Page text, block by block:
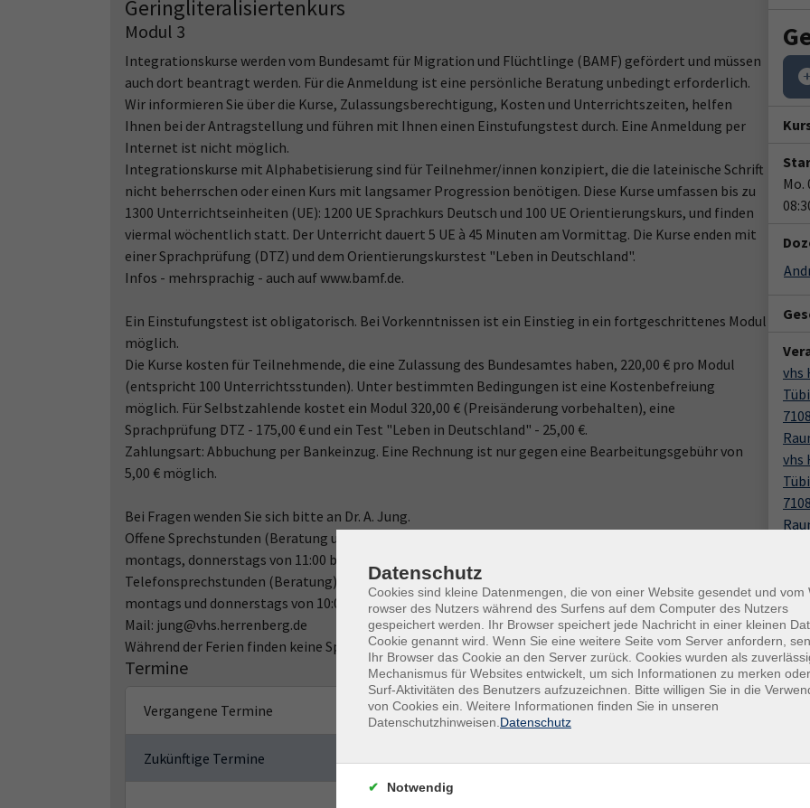
Geringliteralisiertenkurs
Modul 3
Integrationskurse werden vom Bundesamt für Migration und Flüchtlinge (BAMF) gefördert und müssen
auch dort beantragt werden. Für die Anmeldung ist eine persönliche Beratung unbedingt erforderlich.
Wir informieren Sie über die Kurse, Zulassungsberechtigung, Kosten und Unterrichtszeiten, helfen
Ihnen bei der Antragstellung und führen mit Ihnen einen Einstufungstest durch. Eine Anmeldung per
Internet ist nicht möglich.
Integrationskurse mit Alphabetisierung sind für Teilnehmer/innen konzipiert, die die lateinische Schrift
nicht beherrschen oder einen Kurs mit langsamer Progression benötigen. Diese Kurse umfassen bis zu
1300 Unterrichtseinheiten (UE): 1200 UE Sprachkurs Deutsch und 100 UE Orientierungskurs, und finden
viermal wöchentlich statt. Der Unterricht dauert 5 UE à 45 Minuten am Vormittag. Die Kurse enden mit
einer Sprachprüfung (DTZ) und dem Orientierungskurstest "Leben in Deutschland".
Infos - mehrsprachig - auch auf www.bamf.de.
Ein Einstufungstest ist obligatorisch. Bei Vorkenntnissen ist ein Einstieg in ein fortgeschrittenes Modul
möglich.
Die Kurse kosten für Teilnehmende, die eine Zulassung des Bundesamtes haben, 220,00 € pro Modul
(entspricht 100 Unterrichtsstunden). Unter bestimmten Bedingungen ist eine Kostenbefreiung
möglich. Für Selbstzahlende kostet ein Modul 320,00 € (Preisänderung vorbehalten), eine
Sprachprüfung DTZ - 175,00 € und ein Test "Leben in Deutschland" - 25,00 €.
Zahlungsart: Abbuchung per Bankeinzug. Eine Rechnung ist nur gegen eine Bearbeitungsgebühr von
5,00 € möglich.
Bei Fragen wenden Sie sich bitte an Dr. A. Jung.
Offene Sprechstunden (Beratung und Anmeldung)
montags, donnerstags von 11:00 bis 12:0 Uhr, dienstags von 10:00 bis 12:00 Uhr.
Telefonsprechstunden (Beratung)
montags und donnerstags von 10:00 bis 11:00 Uhr, Tel. 07032/2703-20.
Mail: jung@vhs.herrenberg.de
Während der Ferien finden keine Sprechstunden statt.
Termine
Vergangene Termine
Zukünftige Termine
Mo.
vhs
vhs
Datenschutz
Cookies sind kleine Datenmengen, die von einer Website gesendet und vom
rowser des Nutzers während des Surfens auf dem Computer des Nutzers
gespeichert werden. Ihr Browser speichert jede Nachricht in einer kleinen
Cookie genannt wird. Wenn Sie eine weitere Seite vom Server anfordern,
Ihr Browser das Cookie an den Server zurück. Cookies wurden als
Mechanismus für Websites entwickelt, um sich Informationen zu merken
Surf-Aktivitäten des Benutzers aufzuzeichnen. Bitte willigen Sie in die
von Cookies ein. Weitere Informationen finden Sie in unseren
Datenschutzhinweisen. Datenschutz
Notwendig